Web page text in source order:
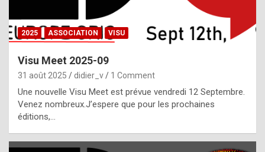
g
h
t
f
2025 ASSOCIATION VISU
Visu Meet 2025-09
31 août 2025 didier_v 1 Comment
Une nouvelle Visu Meet est prévue vendredi 12 Septembre.
Venez nombreux.J’espere que pour les prochaines
éditions,…